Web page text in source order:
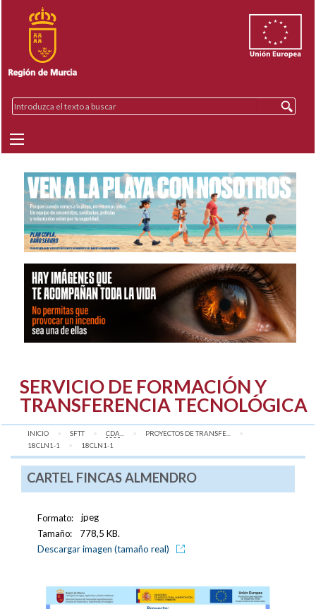
SERVICIO DE FORMACIÓN Y
TRANSFERENCIA TECNOLÓGICA
INICIO SFTT CDA
PROYECTOS DE TRANSFE...
18CLN1-1
AQUÍ:
18CLN1-1
CARTEL FINCAS ALMENDRO
Formato:
jpeg
Tamaño:
778,5 KB.
Descargar imagen (tamaño real)